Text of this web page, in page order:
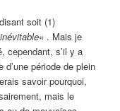
soit (1)
« . Mais je
cependant, s’il y a
période de plein
savoir pourquoi,
mais le